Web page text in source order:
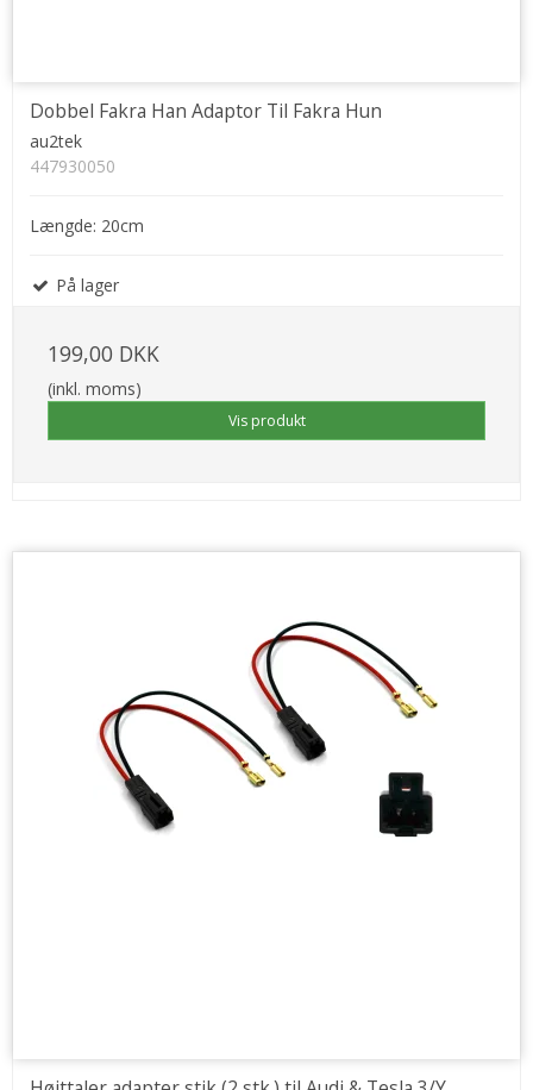
Dobbel Fakra Han Adaptor Til Fakra Hun
au2tek
447930050
Længde: 20cm
På lager
199,00 DKK
(inkl. moms)
Vis produkt